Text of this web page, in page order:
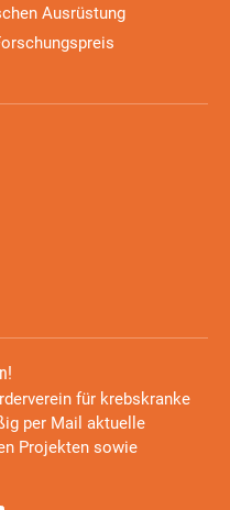
Ausrüstung
für krebskranke
per Mail aktuelle
Projekten sowie